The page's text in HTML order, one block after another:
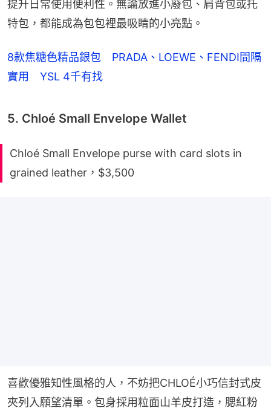
提升日常使用便利性。無論放進小廢包、肩背包或托
特包，都能成為包包裡最吸睛的小亮點。
8款焦糖色精品銀包 PRADA、LOEWE、FENDI間隔
實用 YSL 4千有找
5. Chloé Small Envelope Wallet
Chloé Small Envelope purse with card slots in
grained leather，$3,500
喜歡優雅知性風格的人，不妨把CHLOÉ小巧信封式皮
夾列入願望清單。包身採用粒面山羊皮打造，腮紅粉